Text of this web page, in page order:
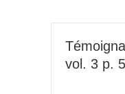
vol. 3 p.